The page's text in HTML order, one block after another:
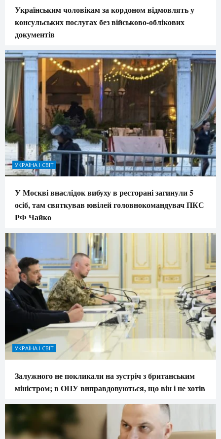
Українським чоловікам за кордоном відмовлять у
консульських послугах без військово-облікових
документів
УКРАЇНА І СВІТ
У Москві внаслідок вибуху в ресторані загинули 5
осіб, там святкував ювілей головнокомандувач ПКС
РФ Чайко
УКРАЇНА І СВІТ
Залужного не покликали на зустріч з британським
міністром; в ОПУ виправдовуються, що він і не хотів